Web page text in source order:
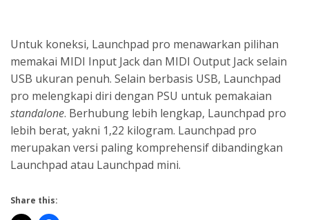
Untuk koneksi, Launchpad pro menawarkan pilihan
memakai MIDI Input Jack dan MIDI Output Jack selain
USB ukuran penuh. Selain berbasis USB, Launchpad
pro melengkapi diri dengan PSU untuk pemakaian
standalone. Berhubung lebih lengkap, Launchpad pro
lebih berat, yakni 1,22 kilogram. Launchpad pro
merupakan versi paling komprehensif dibandingkan
Launchpad atau Launchpad mini.
Share this: